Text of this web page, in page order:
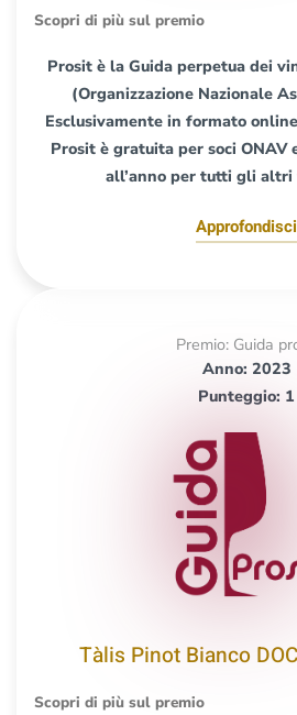
Scopri di più sul premio
Prosit è la Guida perpetua dei
(Organizzazione Nazionale
Esclusivamente in formato
Prosit è gratuita per soci ONAV
all’anno per tutti gli altri
Approfondisci
Premio: Guida
Anno: 2023
Punteggio: 1
Tàlis Pinot Bianco
Scopri di più sul premio